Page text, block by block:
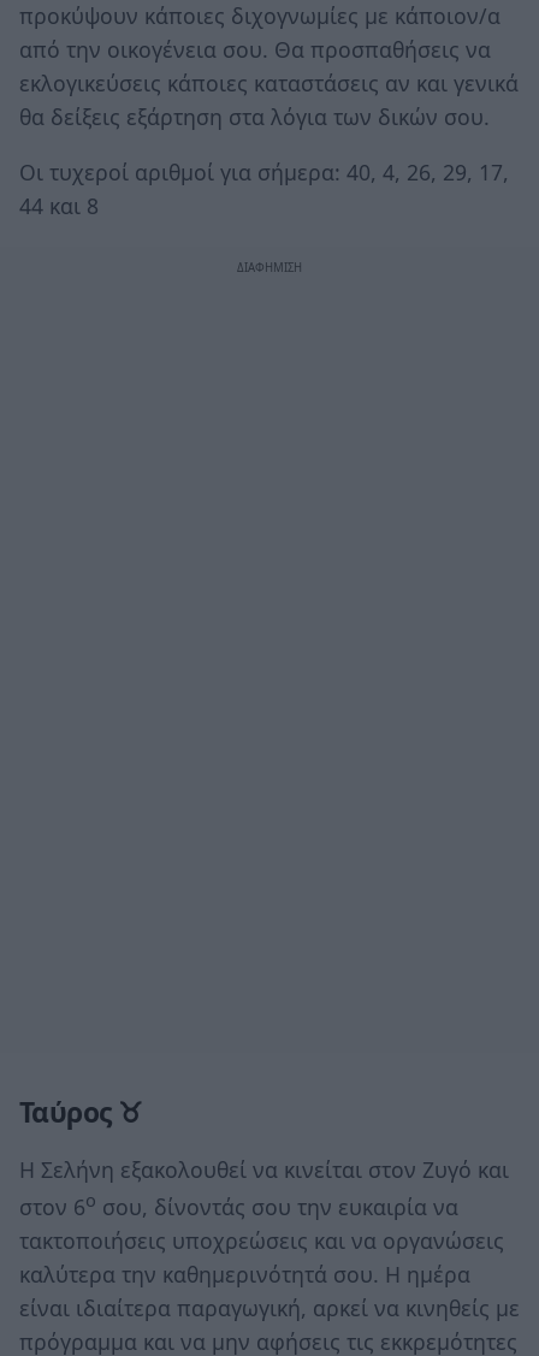
προκύψουν κάποιες διχογνωμίες με κάποιον/α
από την οικογένεια σου. Θα προσπαθήσεις να
εκλογικεύσεις κάποιες καταστάσεις αν και γενικά
θα δείξεις εξάρτηση στα λόγια των δικών σου.
Οι τυχεροί αριθμοί για σήμερα: 40, 4, 26, 29, 17,
44 και 8
Ταύρος ♉
Η Σελήνη εξακολουθεί να κινείται στον Ζυγό και
στον 6ο σου, δίνοντάς σου την ευκαιρία να
τακτοποιήσεις υποχρεώσεις και να οργανώσεις
καλύτερα την καθημερινότητά σου. Η ημέρα
είναι ιδιαίτερα παραγωγική, αρκεί να κινηθείς με
πρόγραμμα και να μην αφήσεις τις εκκρεμότητες